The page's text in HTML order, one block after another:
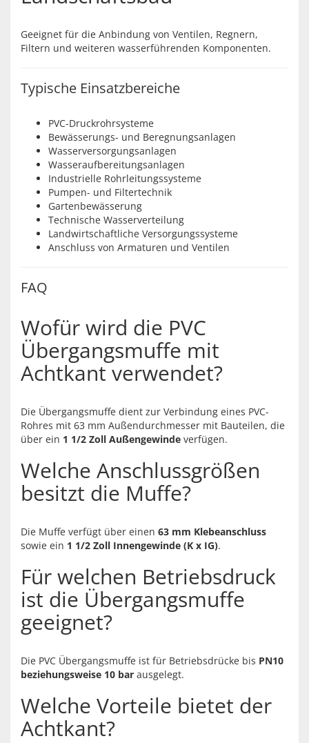
Geeignet für die Anbindung von Ventilen, Regnern,
Filtern und weiteren wasserführenden Komponenten.
Typische Einsatzbereiche
PVC-Druckrohrsysteme
Bewässerungs- und Beregnungsanlagen
Wasserversorgungsanlagen
Wasseraufbereitungsanlagen
Industrielle Rohrleitungssysteme
Pumpen- und Filtertechnik
Gartenbewässerung
Technische Wasserverteilung
Landwirtschaftliche Versorgungssysteme
Anschluss von Armaturen und Ventilen
FAQ
Wofür wird die PVC
Übergangsmuffe mit
Achtkant verwendet?
Die Übergangsmuffe dient zur Verbindung eines PVC-
Rohres mit 63 mm Außendurchmesser mit Bauteilen, die
über ein 1 1/2 Zoll Außengewinde verfügen.
Welche Anschlussgrößen
besitzt die Muffe?
Die Muffe verfügt über einen 63 mm Klebeanschluss
sowie ein 1 1/2 Zoll Innengewinde (K x IG).
Für welchen Betriebsdruck
ist die Übergangsmuffe
geeignet?
Die PVC Übergangsmuffe ist für Betriebsdrücke bis PN10
beziehungsweise 10 bar ausgelegt.
Welche Vorteile bietet der
Achtkant?